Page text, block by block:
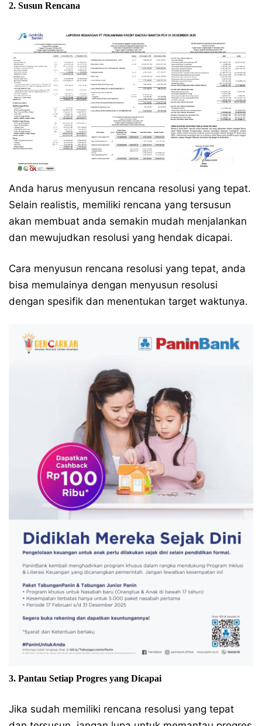
2. Susun Rencana
Anda harus menyusun rencana resolusi yang tepat.
Selain realistis, memiliki rencana yang tersusun
akan membuat anda semakin mudah menjalankan
dan mewujudkan resolusi yang hendak dicapai.
Cara menyusun rencana resolusi yang tepat, anda
bisa memulainya dengan menyusun resolusi
dengan spesifik dan menentukan target waktunya.
3. Pantau Setiap Progres yang Dicapai
Jika sudah memiliki rencana resolusi yang tepat